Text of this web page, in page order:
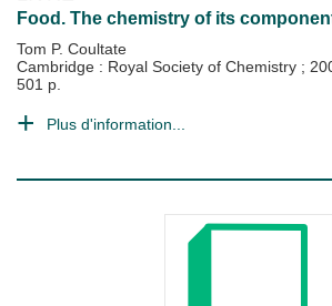
Food. The chemistry of its
Tom P. Coultate
Cambridge : Royal Society of Chemistry ;
501 p.
Plus d'information...